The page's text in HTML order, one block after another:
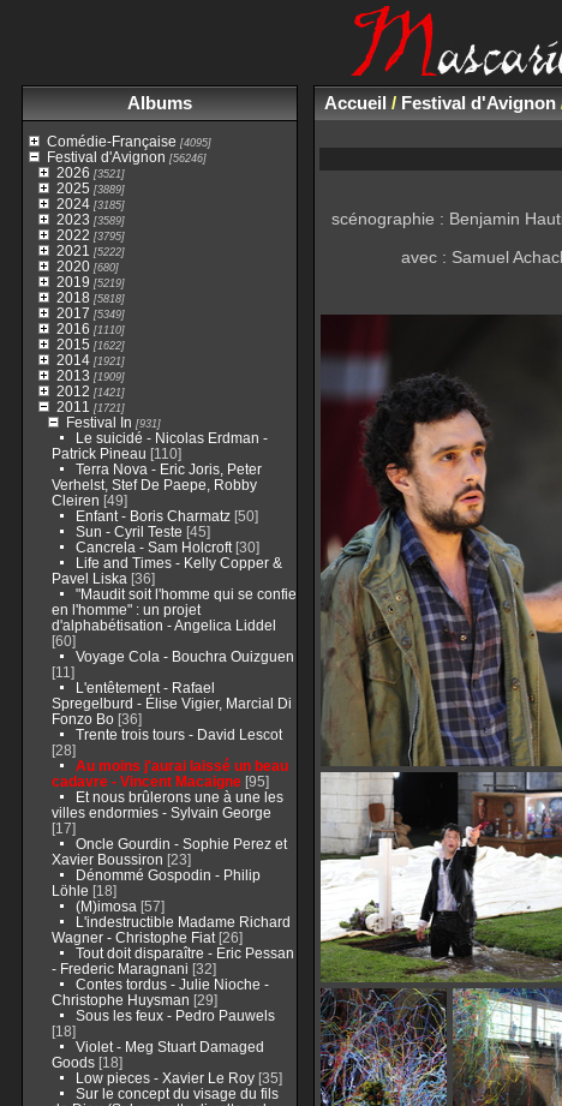
Albums
Comédie-Française [4095]
Festival d'Avignon [56246]
2026 [3521]
2025 [3889]
2024[3185]
2023 [3589]
2022 [3795]
2021 [5222]
2020[680]
2019 [5219]
2018 [5818]
2017 [5349]
2016 [1110]
2015 [1622]
2014[1921]
2013 [1909]
2012 [1421]
2011 [1721]
Festival In [931]
Le suicidé - Nicolas Erdman -
Patrick Pineau [110]
Terra Nova - Eric Joris, Peter
Verhelst, Stef De Paepe, Robby
Cleiren [49]
Enfant - Boris Charmatz[50]
Sun - Cyril Teste [45]
Cancrela - Sam Holcroft[30]
Life and Times - Kelly Copper &
Pavel Liska [36]
"Maudit soit l'homme qui se confie
en l'homme" : un projet
d'alphabétisation - Angelica Liddel
[60]
Voyage Cola - Bouchra Ouizguen
[11]
L'entêtement - Rafael
Spregelburd - Élise Vigier, Marcial Di
Fonzo Bo[36]
Trente trois tours - David Lescot
[28]
Au moins j'aurai laissé un beau
cadavre - Vincent Macaigne[95]
Et nous brûlerons une à une les
villes endormies - Sylvain George
[17]
Oncle Gourdin - Sophie Perez et
Xavier Boussiron [23]
Dénommé Gospodin - Philip
Löhle [18]
(M)imosa [57]
L'indestructible Madame Richard
Wagner - Christophe Fiat[26]
Tout doit disparaître - Eric Pessan
- Frederic Maragnani [32]
Contes tordus - Julie Nioche -
Christophe Huysman [29]
Sous les feux - Pedro Pauwels
[18]
Violet - Meg Stuart Damaged
Goods[18]
Low pieces - Xavier Le Roy[35]
Sur le concept du visage du fils
Accueil/ Festival d'Avignon
scénographie : Benjamin
avec : Samuel